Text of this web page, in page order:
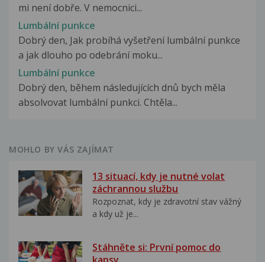
mi není dobře. V nemocnici...
Lumbální punkce
Dobrý den, Jak probíhá vyšetření lumbální punkce
a jak dlouho po odebrání moku...
Lumbální punkce
Dobrý den, během následujících dnů bych měla
absolvovat lumbální punkci. Chtěla...
MOHLO BY VÁS ZAJÍMAT
13 situací, kdy je nutné volat
záchrannou službu
Rozpoznat, kdy je zdravotní stav vážný
a kdy už je...
Stáhněte si: První pomoc do